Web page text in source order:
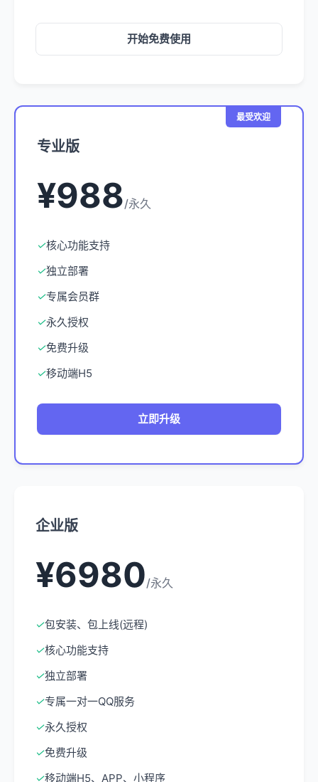
开始免费使用
最受欢迎
专业版
¥988/永久
✓核心功能支持
✓独立部署
✓专属会员群
✓永久授权
✓免费升级
✓移动端H5
立即升级
企业版
¥6980/永久
✓包安装、包上线(远程)
✓核心功能支持
✓独立部署
✓专属一对一QQ服务
✓永久授权
✓免费升级
✓移动端H5、APP、小程序